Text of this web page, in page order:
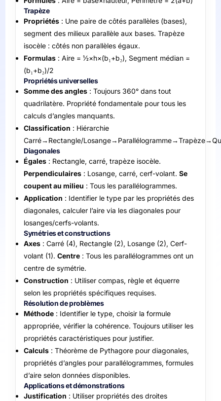
Trapèze
Propriétés : Une paire de côtés parallèles (bases),
segment des milieux parallèle aux bases. Trapèze
isocèle : côtés non parallèles égaux.
Formulas : Aire = ½×h×(b₁+b₂), Segment médian =
(b₁+b₂)/2
Propriétés universelles
Somme des angles : Toujours 360° dans tout
quadrilatère. Propriété fondamentale pour tous les
calculs d’angles manquants.
Classification : Hiérarchie
Carré→Rectangle/
Diagonales
Égales : Rectangle, carré, trapèze isocèle.
Perpendiculaires : Losange, carré, cerf-volant.Se
coupent au milieu : Tous les parallélogrammes.
Application : Identifier le type par les propriétés des
diagonales, calculer l’aire via les diagonales pour
losanges/cerfs-volants.
Symétries et constructions
Axes : Carré (4), Rectangle (2), Losange (2), Cerf-
volant (1).Centre : Tous les parallélogrammes ont un
centre de symétrie.
Construction : Utiliser compas, règle et équerre
selon les propriétés spécifiques requises.
Résolution de problèmes
Méthode : Identifier le type, choisir la formule
appropriée, vérifier la cohérence. Toujours utiliser les
propriétés caractéristiques pour justifier.
Calculs : Théorème de Pythagore pour diagonales,
propriétés d’angles pour parallélogrammes, formules
d’aire selon données disponibles.
Applications et démonstrations
Justification : Utiliser propriétés des droites